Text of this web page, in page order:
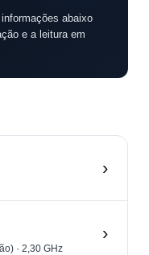
abaixo
e a leitura em
›
· 2,30 GHz
›